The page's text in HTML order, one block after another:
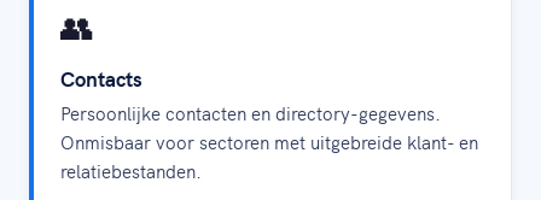
👥
Contacts
Persoonlijke contacten en directory-gegevens.
Onmisbaar voor sectoren met uitgebreide klant- en
relatiebestanden.